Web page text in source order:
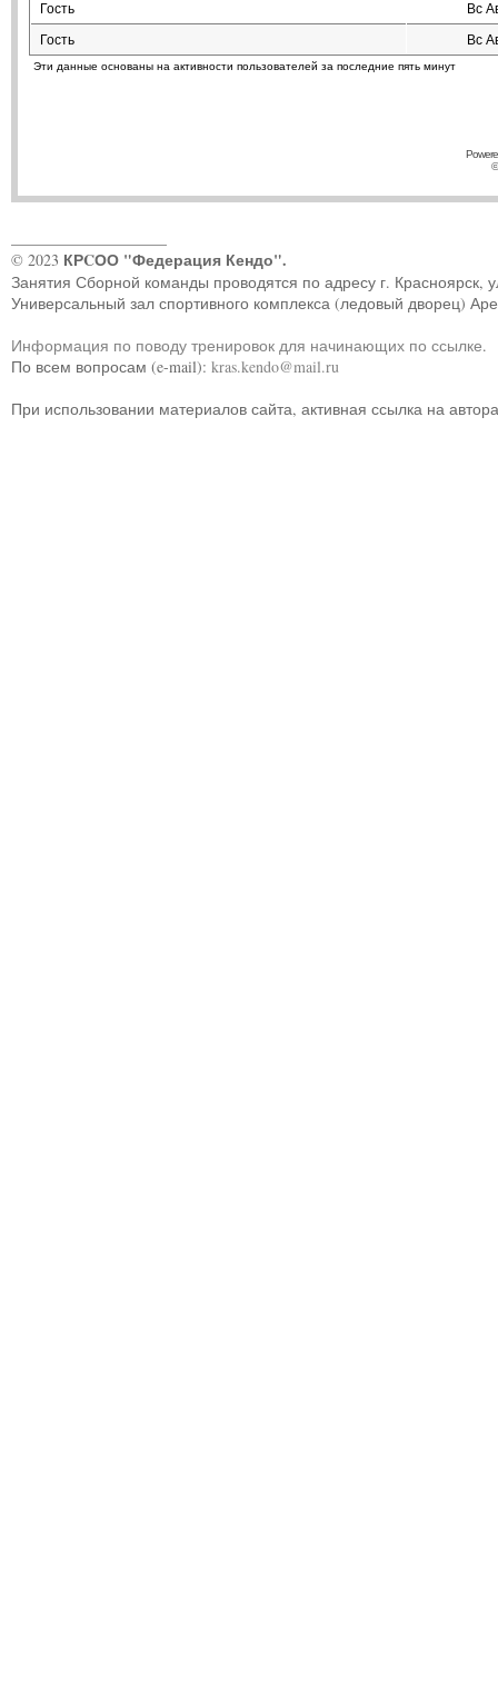
Гость
Вс
Гость
Вс
Эти данные основаны на активности пользователей за последние пять минут
© 2023 КРCОО "Федерация Кендо".
Занятия Сборной команды проводятся по адресу г. Красноярск,
Универсальный зал спортивного комплекса (ледовый дворец)
Информация по поводу тренировок для начинающих по ссылке.
По всем вопросам (e-mail): kras.kendo@mail.ru
При использовании материалов сайта, активная ссылка на